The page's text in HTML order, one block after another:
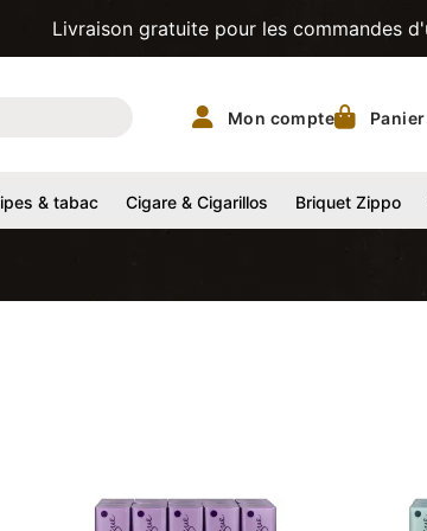
gratuite pour les commandes d'un
Mon compte Panier
& tabac Cigare & Cigarillos Briquet Zippo